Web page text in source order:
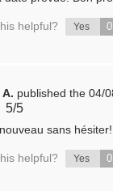
helpful? Yes 0
published the 04/
5/5
sans hésiter!
helpful? Yes 0